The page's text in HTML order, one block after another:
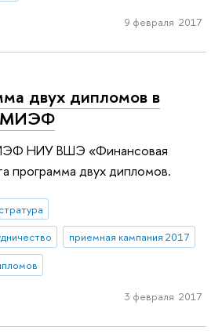
9 февраля 2017
двух дипломов в
МИЭФ
НИУ ВШЭ «Финансовая
программа двух дипломов.
приемная кампания 2017
3 февраля 2017